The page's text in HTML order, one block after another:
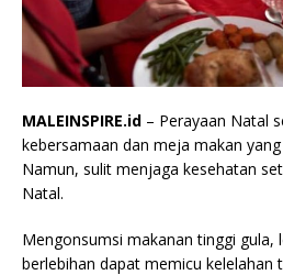
MALEINSPIRE.id – Perayaan Natal
kebersamaan dan meja makan
Namun, sulit menjaga kesehatan
Natal.
Mengonsumsi makanan tinggi gula,
berlebihan dapat memicu kelelahan